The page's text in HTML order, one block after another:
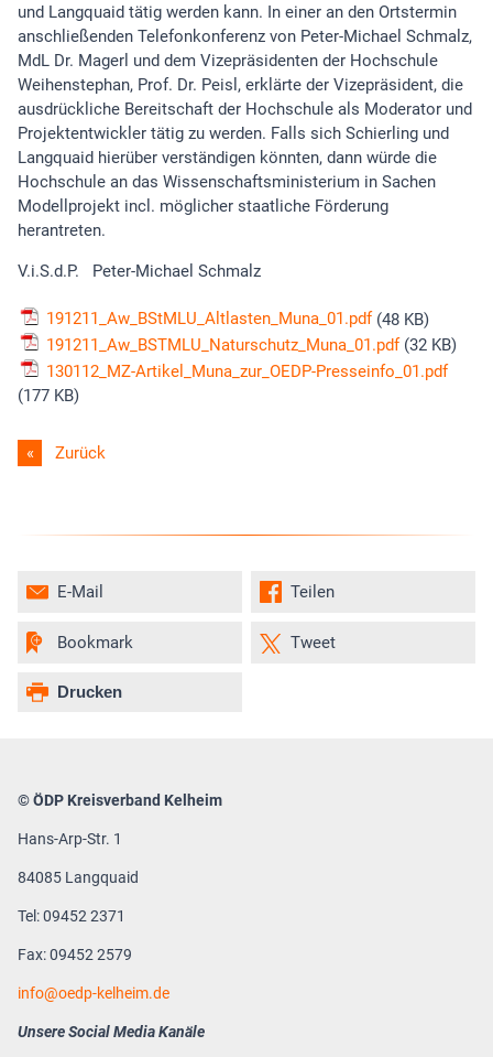
und Langquaid tätig werden kann. In einer an den Ortstermin
anschließenden Telefonkonferenz von Peter-Michael Schmalz,
MdL Dr. Magerl und dem Vizepräsidenten der Hochschule
Weihenstephan, Prof. Dr. Peisl, erklärte der Vizepräsident, die
ausdrückliche Bereitschaft der Hochschule als Moderator und
Projektentwickler tätig zu werden. Falls sich Schierling und
Langquaid hierüber verständigen könnten, dann würde die
Hochschule an das Wissenschaftsministerium in Sachen
Modellprojekt incl. möglicher staatliche Förderung
herantreten.
V.i.S.d.P. Peter-Michael Schmalz
191211_Aw_BStMLU_Altlasten_Muna_01.pdf(48 KB)
191211_Aw_BSTMLU_Naturschutz_Muna_01.pdf(32 KB)
130112_MZ-Artikel_Muna_zur_OEDP-Presseinfo_01.pdf
(177 KB)
Zurück
Teilen
Tweet
E-Mail
Bookmark
Drucken
© ÖDP Kreisverband Kelheim
Hans-Arp-Str. 1
84085 Langquaid
Tel: 09452 2371
Fax: 09452 2579
info oedp-kelheim.de
Unsere Social Media Kanäle